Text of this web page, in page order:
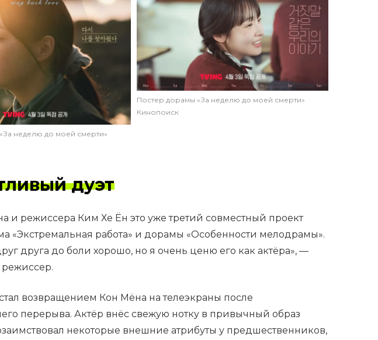
неделю до моей смерти»
Постер дорамы «За неделю до моей смерти»
Кинопоиск
дуэт
и режиссера Ким Хе Ён это уже третий совместный проект
«Экстремальная работа» и дорамы «Особенности мелодрамы».
друга до боли хорошо, но я очень ценю его как актёра», —
возвращением Кон Мёна на телеэкраны после
перерыва. Актёр внёс свежую нотку в привычный образ
некоторые внешние атрибуты у предшественников,